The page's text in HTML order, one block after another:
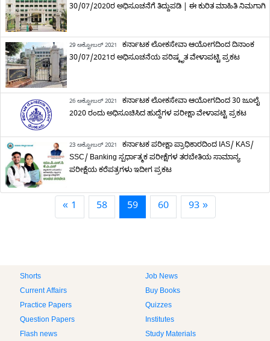
30/07/2020ರ ಅಧಿಸೂಚನೆಗೆ ತಿದ್ದುಪಡಿ | ಈ ಕುರಿತ ಮಾಹಿತಿ ನಿಮಗಾಗಿ
29 ಅಕ್ಟೋಬರ್ 2021
ಕರ್ನಾಟಕ ಲೋಕಸೇವಾ ಆಯೋಗದಿಂದ ದಿನಾಂಕ
30/07/2021ರ ಅಧಿಸೂಚನೆಯ ಪರಿಷ್ಕೃತ ವೇಳಾಪಟ್ಟಿ ಪ್ರಕಟ
26 ಅಕ್ಟೋಬರ್ 2021
ಕರ್ನಾಟಕ ಲೋಕಸೇವಾ ಆಯೋಗದಿಂದ 30 ಜೂಲೈ
2020 ರಂದು ಅಧಿಸೂಚಿಸಿದ ಹುದ್ದೆಗಳ ಪರೀಕ್ಷಾ ವೇಳಾಪಟ್ಟಿ ಪ್ರಕಟ
23 ಅಕ್ಟೋಬರ್ 2021
ಕರ್ನಾಟಕ ಪರೀಕ್ಷಾ ಪ್ರಾಧಿಕಾರದಿಂದ IAS/ KAS/
SSC/ Banking ಸ್ಪರ್ಧಾತ್ಮಕ ಪರೀಕ್ಷೆಗಳ ತರಬೇತಿಯ ಸಾಮಾನ್ಯ
ಪರೀಕ್ಷೆಯ ಕರೆಪತ್ರಗಳು ಇದೀಗ ಪ್ರಕಟ
« 1 58 59 60 93 »
Shorts
Job News
Current Affairs
Buy Books
Practice Papers
Quizzes
Question Papers
Institutes
Flash news
Study Materials